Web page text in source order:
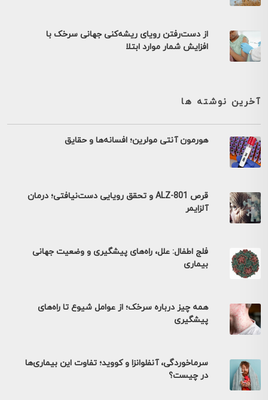
از دست‌رفتن رویای ریشه‌کنی جهانی سرخک با
افزایش شمار موارد ابتلا
آخرین نوشته ها
هورمون آنتی مولرین؛ افسانه‌ها و حقایق
قرص ALZ-801 و تحقق رویایی دست‌نیافتی؛ درمان
آلزایمر
فلج اطفال: علل، راه‌های پیشگیری و وضعیت جهانی
بیماری
همه چیز درباره سرخک؛ از عوامل شیوع تا راه‌های
پیشگیری
سرماخوردگی، آنفلوانزا و کووید؛ تفاوت این بیماری‌ها
در چیست؟